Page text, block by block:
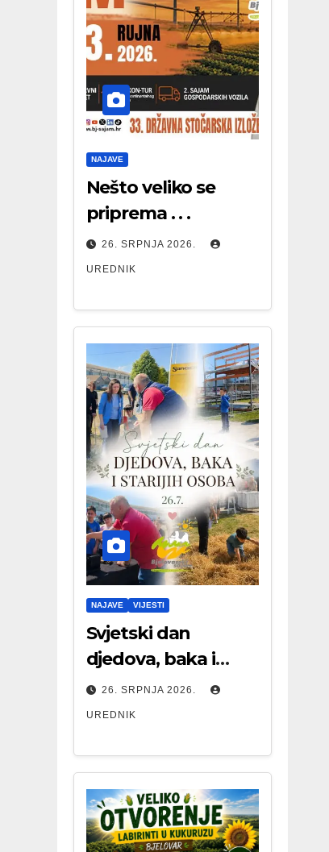
NAJAVE
Nešto veliko se
priprema . . .
26. SRPNJA 2026.
UREDNIK
NAJAVE VIJESTI
Svjetski dan
djedova, baka i
starijih osoba
26. SRPNJA 2026.
UREDNIK